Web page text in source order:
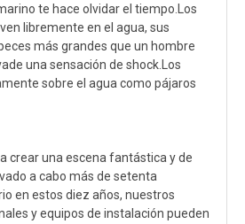
te hace olvidar el tiempo.Los
libremente en el agua, sus
más grandes que un hombre
una sensación de shock.Los
sobre el agua como pájaros
a crear una escena fantástica y de
a cabo más de setenta
en estos diez años, nuestros
y equipos de instalación pueden